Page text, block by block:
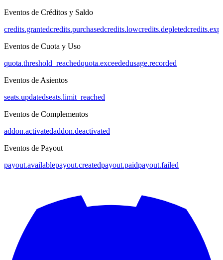
Eventos de Créditos y Saldo
credits.grantedcredits.purchasedcredits.lowcredits.depleted
Eventos de Cuota y Uso
quota.threshold_reachedquota.exceededusage.recorded
Eventos de Asientos
seats.updatedseats.limit_reached
Eventos de Complementos
addon.activatedaddon.deactivated
Eventos de Payout
payout.availablepayout.createdpayout.paidpayout.failed